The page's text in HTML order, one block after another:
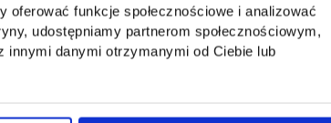
funkcje społecznościowe i analizować
udostępniamy partnerom społecznościowym,
innymi danymi otrzymanymi od Ciebie lub